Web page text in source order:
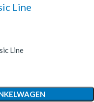
Line
Line